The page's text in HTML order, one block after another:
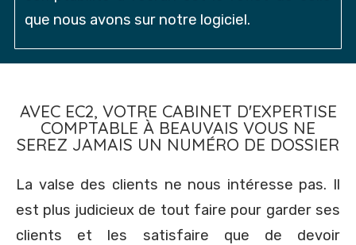
que nous avons sur notre logiciel.
AVEC EC2, VOTRE CABINET D'EXPERTISE
COMPTABLE À BEAUVAIS VOUS NE
SEREZ JAMAIS UN NUMÉRO DE DOSSIER
La valse des clients ne nous intéresse pas. Il
est plus judicieux de tout faire pour garder ses
clients et les satisfaire que de devoir